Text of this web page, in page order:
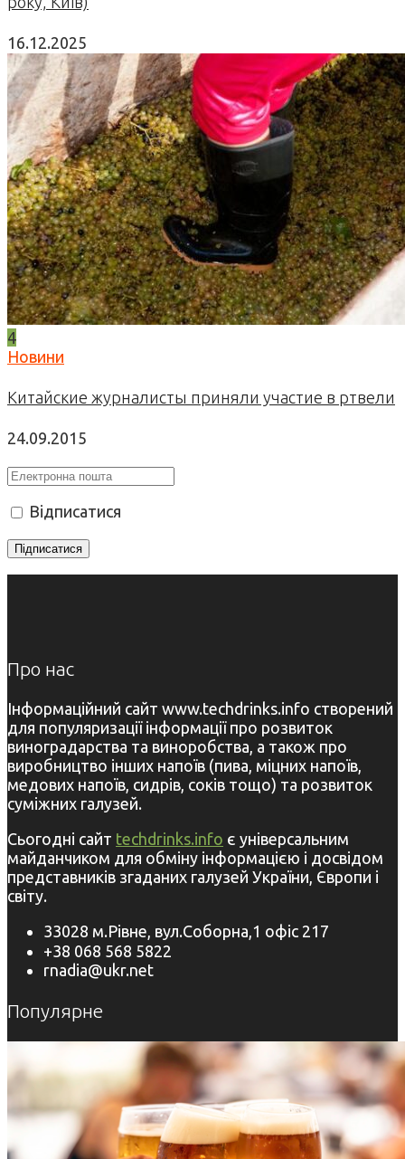
16.12.2025
4
Новини
Китайские журналисты приняли участие в ртвели
24.09.2015
Відписатися
Про нас
Інформаційний сайт www.techdrinks.info створений
для популяризації інформації про розвиток
виноградарства та виноробства, а також про
виробництво інших напоїв (пива, міцних напоїв,
медових напоїв, сидрів, соків тощо) та розвиток
суміжних галузей.
Сьогодні сайт techdrinks.info є універсальним
майданчиком для обміну інформацією і досвідом
представників згаданих галузей України, Європи і
світу.
33028 м.Рівне, вул.Соборна,1 офіс 217
+38 068 568 5822
rnadia@ukr.net
Популярне